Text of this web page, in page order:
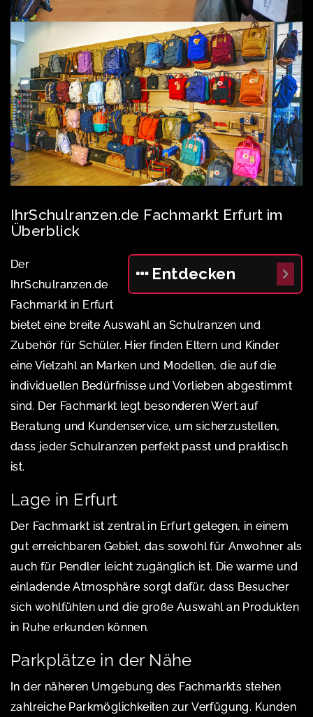
IhrSchulranzen.de Fachmarkt Erfurt im
Überblick
Entdecken
Der
IhrSchulranzen.de
Fachmarkt in Erfurt
bietet eine breite Auswahl an Schulranzen und
Zubehör für Schüler. Hier finden Eltern und Kinder
eine Vielzahl an Marken und Modellen, die auf die
individuellen Bedürfnisse und Vorlieben abgestimmt
sind. Der Fachmarkt legt besonderen Wert auf
Beratung und Kundenservice, um sicherzustellen,
dass jeder Schulranzen perfekt passt und praktisch
ist.
Lage in Erfurt
Der Fachmarkt ist zentral in Erfurt gelegen, in einem
gut erreichbaren Gebiet, das sowohl für Anwohner als
auch für Pendler leicht zugänglich ist. Die warme und
einladende Atmosphäre sorgt dafür, dass Besucher
sich wohlfühlen und die große Auswahl an Produkten
in Ruhe erkunden können.
Parkplätze in der Nähe
In der näheren Umgebung des Fachmarkts stehen
zahlreiche Parkmöglichkeiten zur Verfügung. Kunden